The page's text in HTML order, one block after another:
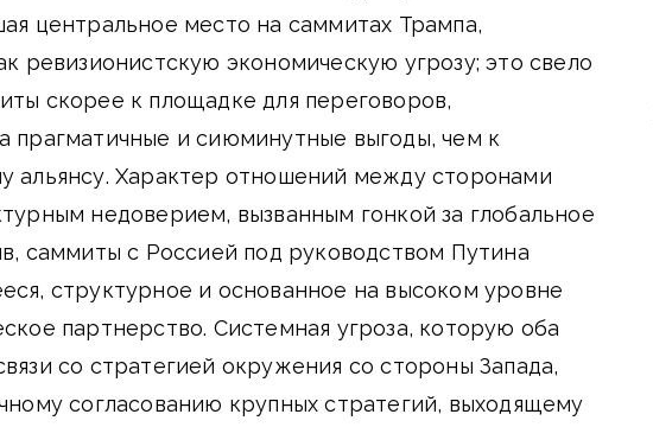
центральное место на саммитах Трампа,
ревизионистскую экономическую угрозу; это свело
скорее к площадке для переговоров,
прагматичные и сиюминутные выгоды, чем к
альянсу. Характер отношений между сторонами
недоверием, вызванным гонкой за глобальное
саммиты с Россией под руководством Путина
структурное и основанное на высоком уровне
партнерство. Системная угроза, которую оба
со стратегией окружения со стороны Запада,
согласованию крупных стратегий, выходящему